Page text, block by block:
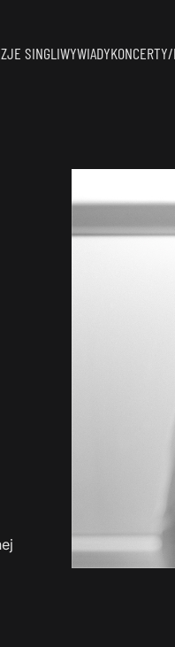
SINGLIWYWIADY